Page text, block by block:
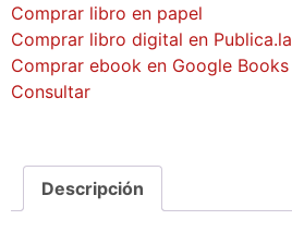
Comprar libro en papel
Comprar libro digital en Publica.la
Comprar ebook en Google Books
Consultar
Descripción